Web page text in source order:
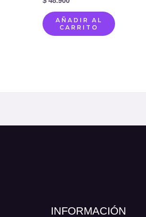
AÑADIR AL
CARRITO
INFORMACIÓN